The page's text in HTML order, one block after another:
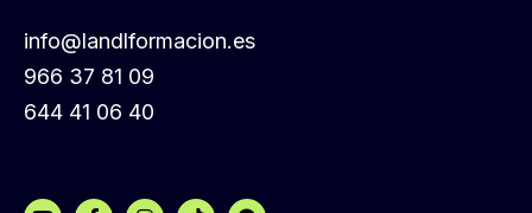
info@landlformacion.es
966 37 81 09
644 41 06 40